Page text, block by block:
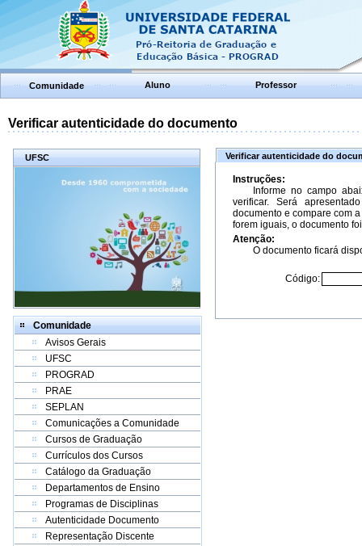
Comunidade Aluno Professor
Verificar autenticidade do documento
UFSC
Comunidade
Avisos Gerais
UFSC
PROGRAD
PRAE
SEPLAN
Comunicações a Comunidade
Cursos de Graduação
Currículos dos Cursos
Catálogo da Graduação
Departamentos de Ensino
Programas de Disciplinas
Autenticidade Documento
Representação Discente
Verificar autenticidade do
Instruções:
Informe no campo
verificar. Será
documento e compare com
forem iguais, o documento
Atenção:
O documento ficará
Código: